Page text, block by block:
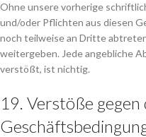
Ohne unsere vorherige
und/oder Pflichten aus diesen
noch teilweise an Dritte
weitergeben. Jede angebliche
verstößt, ist nichtig.
19. Verstöße gegen